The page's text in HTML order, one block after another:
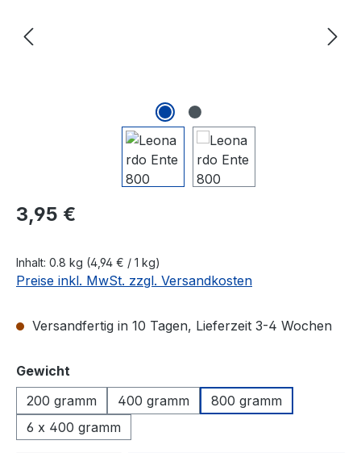
Regulärer Preis:
3,95 €
Inhalt: 0.8 kg (4,94 € / 1 kg)
Preise inkl. MwSt. zzgl. Versandkosten
Versandfertig in 10 Tagen, Lieferzeit 3-4 Wochen
Gewicht
200 gramm
400 gramm
800 gramm
6 x 400 gramm